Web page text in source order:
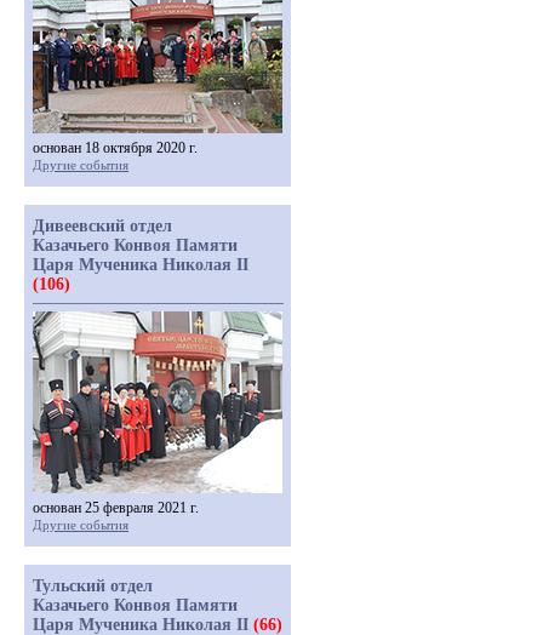
основан 18 октября 2020 г.
Другие события
Дивеевский отдел
Казачьего Конвоя Памяти
Царя Мученика Николая II
(106)
основан 25 февраля 2021 г.
Другие события
Тульский отдел
Казачьего Конвоя Памяти
Царя Мученика Николая II (66)